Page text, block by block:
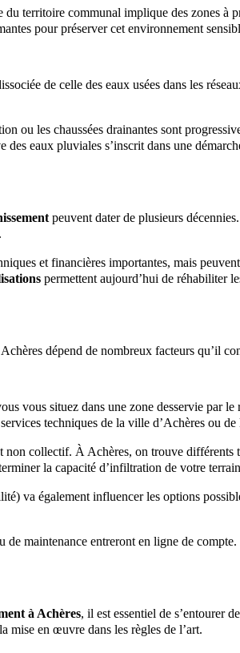
territoire communal implique des zones à
pour préserver cet environnement
de celle des eaux usées dans les
ou les chaussées drainantes sont
des eaux pluviales s’inscrit dans une
peuvent dater de plusieurs
et financières importantes, mais
permettent aujourd’hui de réhabiliter
dépend de nombreux facteurs qu’il
vous situez dans une zone desservie par
techniques de la ville d’Achères ou
collectif. À Achères, on trouve
la capacité d’infiltration de votre
va également influencer les options
de maintenance entreront en ligne de
à Achères, il est essentiel de s’entourer
mise en œuvre dans les règles de l’art.